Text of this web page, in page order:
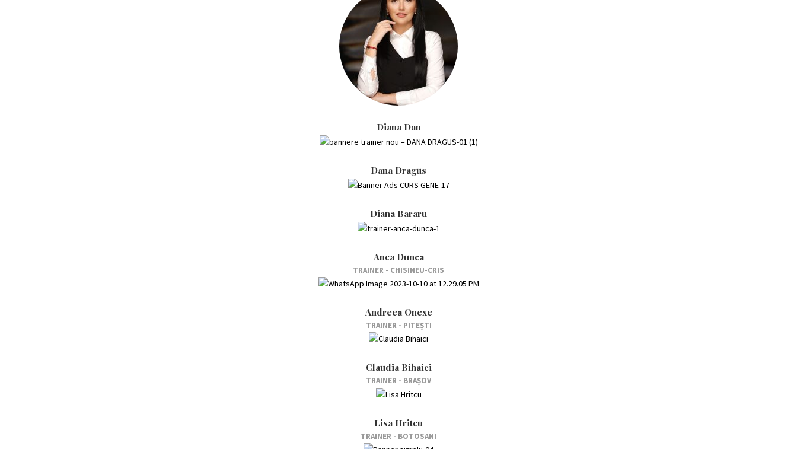
Diana Dan
Dana Dragus
Diana Bararu
Anca Dunca
TRAINER - CHISINEU-CRIS
Andreea Onexe
TRAINER - PITEȘTI
Claudia Bihaici
TRAINER - BRAȘOV
Lisa Hritcu
TRAINER - BOTOSANI